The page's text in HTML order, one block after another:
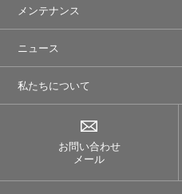
メンテナンス
ニュース
私たちについて
お問い合わせ
メール